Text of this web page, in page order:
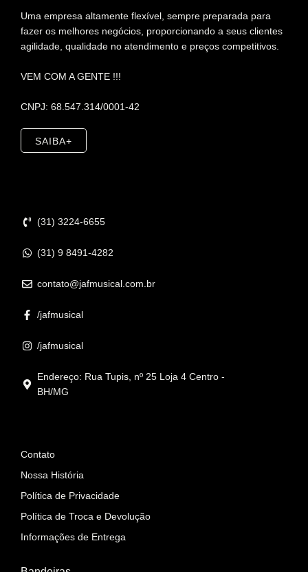
Uma empresa altamente flexível, sempre preparada para
fazer os melhores negócios, proporcionando a seus clientes
agilidade, qualidade no atendimento e preços competitivos.
VEM COM A GENTE !!!
CNPJ: 68.547.314/0001-42
SAIBA+
(31) 3224-6655
(31) 9 8491-4282
contato@jafmusical.com.br
/jafmusical
/jafmusical
Endereço: Rua Tupis, nº 25 Loja 4 Centro -
BH/MG
Contato
Nossa História
Política de Privacidade
Política de Troca e Devolução
Informações de Entrega